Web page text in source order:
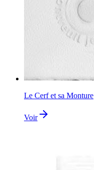
Le Cerf et sa Monture
Voir